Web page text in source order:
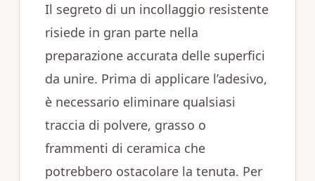
Il segreto di un incollaggio resistente
risiede in gran parte nella
preparazione accurata delle superfici
da unire. Prima di applicare l’adesivo,
è necessario eliminare qualsiasi
traccia di polvere, grasso o
frammenti di ceramica che
potrebbero ostacolare la tenuta. Per